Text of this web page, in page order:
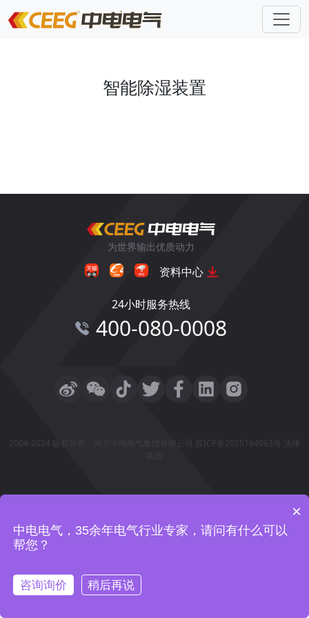
智能除湿装置
为世界输出优质动力
资料中心
24小时服务热线
400-080-0008
2004-2024 版权所有：南京中电电气集团有限公司 苏ICP备2025164063号 法律
×
中电电气，35余年电气行业专家，请问有什么可以
帮您？
咨询询价 稍后再说